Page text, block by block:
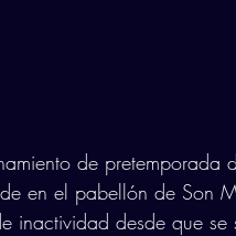
de
en el pabellón de Son
inactividad desde que